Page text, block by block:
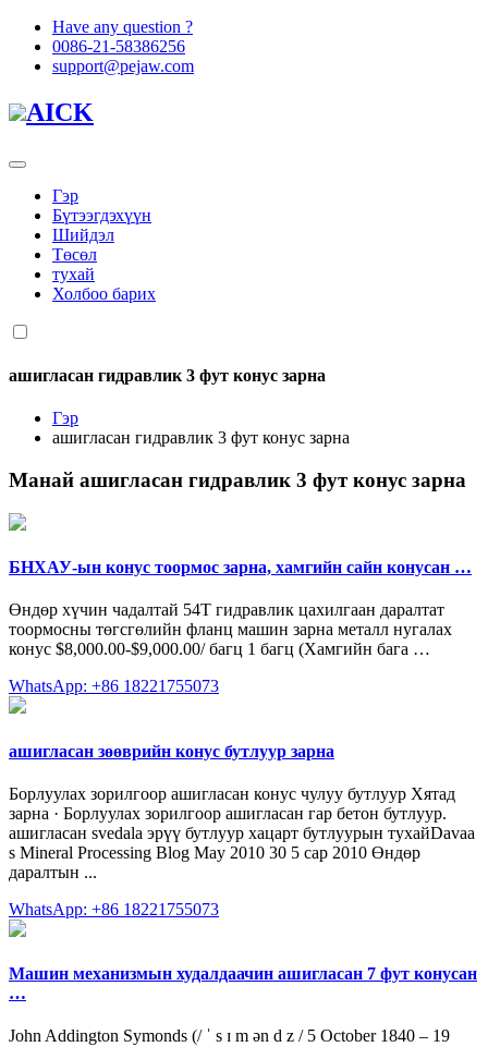
Have any question ?
0086-21-58386256
support@pejaw.com
AICK
Гэр
Бүтээгдэхүүн
Шийдэл
Төсөл
тухай
Холбоо барих
ашигласан гидравлик 3 фут конус зарна
Гэр
ашигласан гидравлик 3 фут конус зарна
Манай ашигласан гидравлик 3 фут конус зарна
БНХАУ-ын конус тоормос зарна, хамгийн сайн конусан …
Өндөр хүчин чадалтай 54Т гидравлик цахилгаан даралтат
тоормосны төгсгөлийн фланц машин зарна металл нугалах
конус $8,000.00-$9,000.00/ багц 1 багц (Хамгийн бага …
WhatsApp: +86 18221755073
ашигласан зөөврийн конус бутлуур зарна
Борлуулах зорилгоор ашигласан конус чулуу бутлуур Хятад
зарна · Борлуулах зорилгоор ашигласан гар бетон бутлуур.
ашигласан svedala эрүү бутлуур хацарт бутлуурын тухайDavaa
s Mineral Processing Blog May 2010 30 5 сар 2010 Өндөр
даралтын ...
WhatsApp: +86 18221755073
Машин механизмын худалдаачин ашигласан 7 фут конусан
…
John Addington Symonds (/ ˈ s ɪ m ən d z / 5 October 1840 – 19